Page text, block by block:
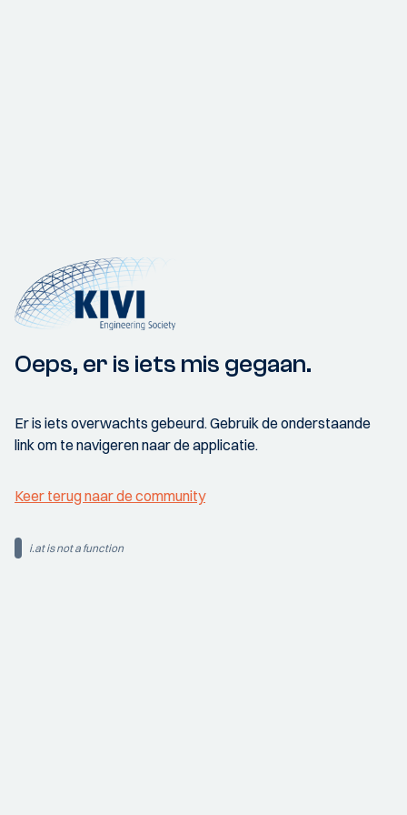
Oeps, er is iets mis gegaan.
Er is iets overwachts gebeurd. Gebruik de onderstaande
link om te navigeren naar de applicatie.
Keer terug naar de community
i.at is not a function